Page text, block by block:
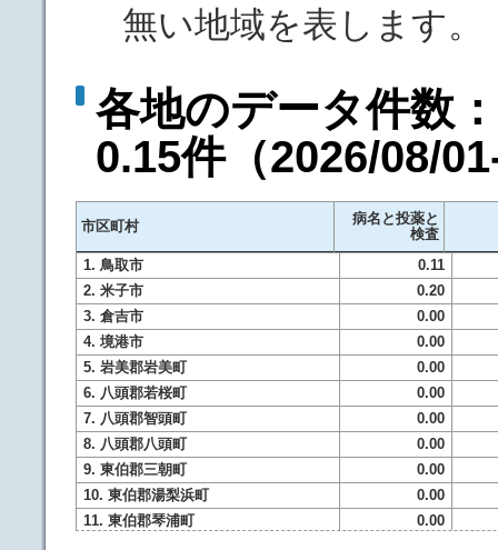
無い地域を表します。
各地のデータ件数
0.15件（2026/08/
市区町村
病名と投薬と
検査
1. 鳥取市
0.11
2. 米子市
0.20
3. 倉吉市
0.00
4. 境港市
0.00
5. 岩美郡岩美町
0.00
6. 八頭郡若桜町
0.00
7. 八頭郡智頭町
0.00
8. 八頭郡八頭町
0.00
9. 東伯郡三朝町
0.00
10. 東伯郡湯梨浜町
0.00
11. 東伯郡琴浦町
0.00